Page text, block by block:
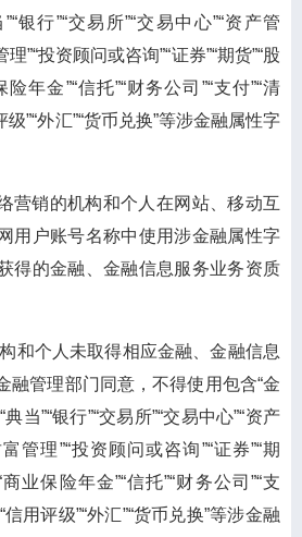
”“银行”“交易所”“交易中心”“资产管
理”“投资顾问或咨询”“证券”“期货”“股
险年金”“信托”“财务公司”“支付”“清
级”“外汇”“货币兑换”等涉金融属性字
营销的机构和个人在网站、移动互
用户账号名称中使用涉金融属性字
得的金融、金融信息服务业务资质
和个人未取得相应金融、金融信息
融管理部门同意，不得使用包含“金
典当”“银行”“交易所”“交易中心”“资产
富管理”“投资顾问或咨询”“证券”“期
商业保险年金”“信托”“财务公司”“支
信用评级”“外汇”“货币兑换”等涉金融